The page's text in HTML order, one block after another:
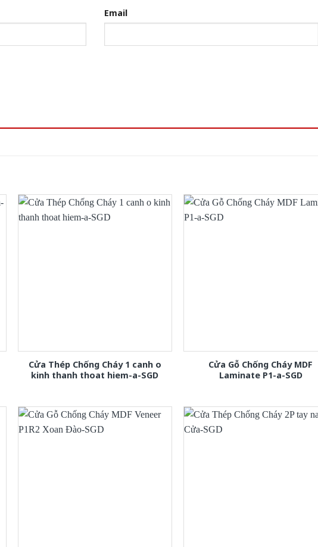
Email
Cửa Thép Chống Cháy 1 canh o
kinh thanh thoat hiem-a-SGD
Cửa Gỗ Chống Cháy MDF
Laminate P1-a-SGD